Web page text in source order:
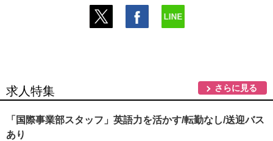
求人特集 さらに見る
「国際事業部スタッフ」英語力を活かす/転勤なし/送迎バス
あり